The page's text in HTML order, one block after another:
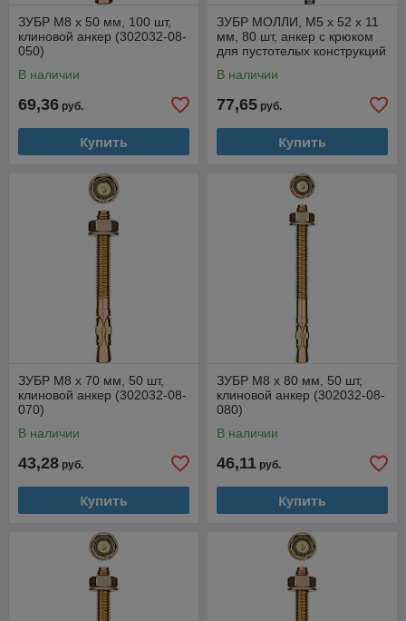
ЗУБР М8 х 50 мм, 100 шт,
клиновой анкер (302032-08-
050)
В наличии
69,36 руб.
Купить
ЗУБР МОЛЛИ, М5 х 52 х 11
мм, 80 шт, анкер с крюком
для пустотелых конструкций
В наличии
77,65 руб.
Купить
ЗУБР М8 х 70 мм, 50 шт,
клиновой анкер (302032-08-
070)
В наличии
43,28 руб.
Купить
ЗУБР М8 х 80 мм, 50 шт,
клиновой анкер (302032-08-
080)
В наличии
46,11 руб.
Купить